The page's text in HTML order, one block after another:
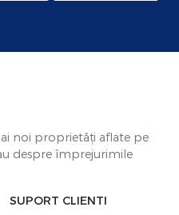
noi proprietăți aflate pe
despre împrejurimile
SUPORT CLIENTI